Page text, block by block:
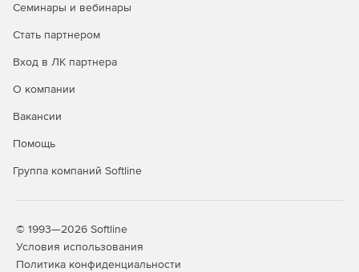
Семинары и вебинары
Стать партнером
Вход в ЛК партнера
О компании
Вакансии
Помощь
Группа компаний Softline
© 1993—2026 Softline
Условия использования
Политика конфиденциальности